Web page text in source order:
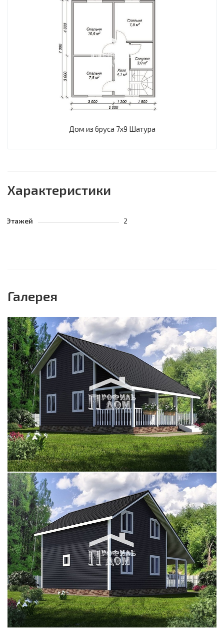
Дом из бруса 7х9 Шатура
Характеристики
Этажей 2
Галерея